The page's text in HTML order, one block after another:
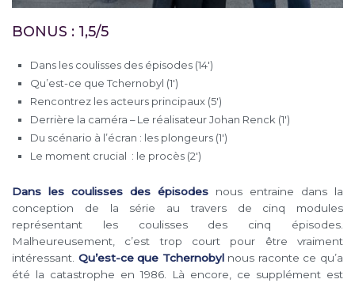
BONUS : 1,5/5
Dans les coulisses des épisodes (14′)
Qu’est-ce que Tchernobyl (1′)
Rencontrez les acteurs principaux (5′)
Derrière la caméra – Le réalisateur Johan Renck (1′)
Du scénario à l’écran : les plongeurs (1′)
Le moment crucial : le procès (2′)
Dans les coulisses des épisodes nous entraine dans la
conception de la série au travers de cinq modules
représentant les coulisses des cinq épisodes.
Malheureusement, c’est trop court pour être vraiment
intéressant. Qu’est-ce que Tchernobylnous raconte ce qu’a
été la catastrophe en 1986. Là encore, ce supplément est